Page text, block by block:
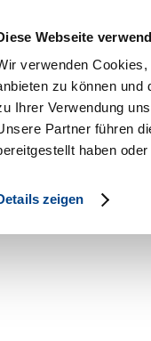
Webseite
verwenden
zu können und
Ihrer Verwendung
Partner führen
haben
zeigen